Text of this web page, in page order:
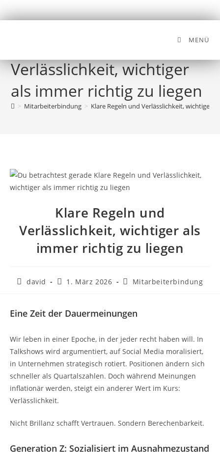
MENÜ
Verlässlichkeit, wichtiger
als immer richtig zu liegen
> Mitarbeiterbindung > Klare Regeln und Verlässlichkeit, wichtiger
Klare Regeln und
Verlässlichkeit, wichtiger als
immer richtig zu liegen
david 1. März 2026 Mitarbeiterbindung
Eine Zeit der Dauermeinungen
Wir leben in einer Epoche, in der jeder recht haben will. In
Talkshows wird argumentiert, auf Social Media moralisiert,
in Unternehmen strategisch rotiert. Positionen ändern sich
schneller als Quartalszahlen. Doch während Meinungen
inflationär werden, steigt ein anderer Wert im Kurs:
Verlässlichkeit.
Nicht Brillanz schafft Vertrauen. Sondern Berechenbarkeit.
Generation Z: Sozialisiert im Ausnahmezustand